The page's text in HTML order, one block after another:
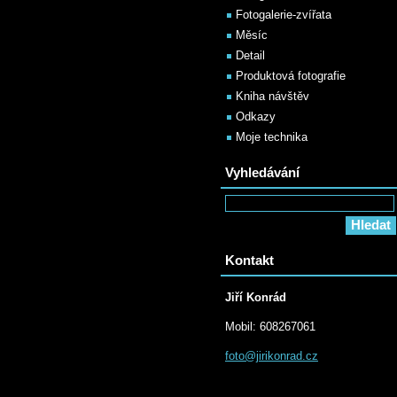
Fotogalerie-zvířata
Měsíc
Detail
Produktová fotografie
Kniha návštěv
Odkazy
Moje technika
Vyhledávání
Kontakt
Jiří Konrád
Mobil: 608267061
foto@jirikonrad.cz